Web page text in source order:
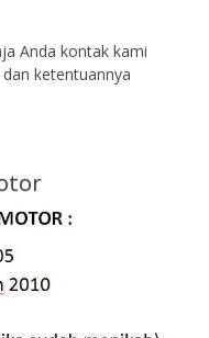
Anda kontak kami
ketentuannya